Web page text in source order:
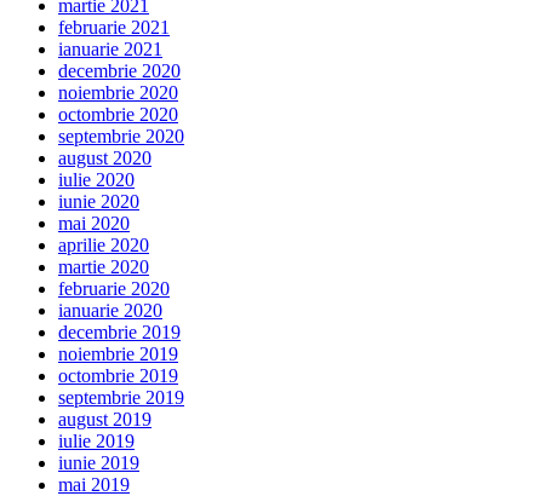
martie 2021
februarie 2021
ianuarie 2021
decembrie 2020
noiembrie 2020
octombrie 2020
septembrie 2020
august 2020
iulie 2020
iunie 2020
mai 2020
aprilie 2020
martie 2020
februarie 2020
ianuarie 2020
decembrie 2019
noiembrie 2019
octombrie 2019
septembrie 2019
august 2019
iulie 2019
iunie 2019
mai 2019